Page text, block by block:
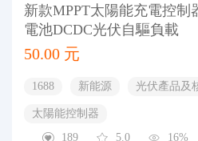
新款MPPT太陽能充電控制
電池DCDC光伏自驅負載
50.00 元
1688 新能源 光伏產品及
太陽能控制器
189
5.0 16%